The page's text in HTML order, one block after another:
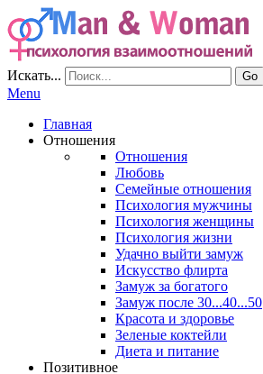
Искать... Go
Menu
Главная
Отношения
Отношения
Любовь
Семейные отношения
Психология мужчины
Психология женщины
Психология жизни
Удачно выйти замуж
Искусство флирта
Замуж за богатого
Замуж после 30...40...50
Красота и здоровье
Зеленые коктейли
Диета и питание
Позитивное